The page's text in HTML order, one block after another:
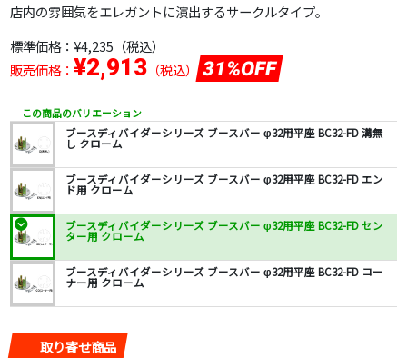
店内の雰囲気をエレガントに演出するサークルタイプ。
標準価格： ¥4,235 （税込）
販売価格： ¥2,913（税込） 31%OFF
この商品のバリエーション
ブースディバイダーシリーズ ブースバー φ32用平座 BC32-FD 溝無
し クローム
ブースディバイダーシリーズ ブースバー φ32用平座 BC32-FD エン
ド用 クローム
ブースディバイダーシリーズ ブースバー φ32用平座 BC32-FD セン
ター用 クローム
ブースディバイダーシリーズ ブースバー φ32用平座 BC32-FD コー
ナー用 クローム
取り寄せ商品